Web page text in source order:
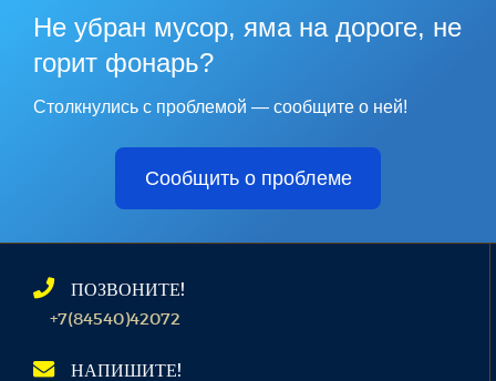
Не убран мусор, яма на дороге, не
горит фонарь?
Столкнулись с проблемой — сообщите о ней!
Сообщить о проблеме
ПОЗВОНИТЕ!
+7(84540)42072
НАПИШИТЕ!